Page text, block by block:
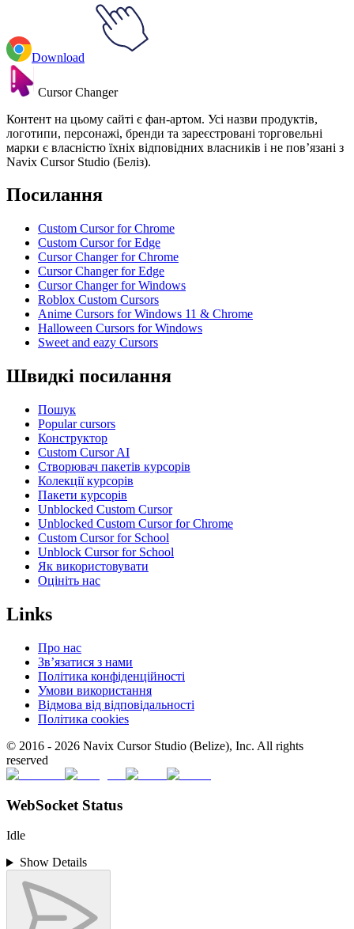
Download
Cursor Changer
Контент на цьому сайті є фан-артом. Усі назви продуктів,
логотипи, персонажі, бренди та зареєстровані торговельні
марки є власністю їхніх відповідних власників і не пов’язані з
Navix Cursor Studio (Беліз).
Посилання
Custom Cursor for Chrome
Custom Cursor for Edge
Cursor Changer for Chrome
Cursor Changer for Edge
Cursor Changer for Windows
Roblox Custom Cursors
Anime Cursors for Windows 11 & Chrome
Halloween Cursors for Windows
Sweet and eazy Cursors
Швидкі посилання
Пошук
Popular cursors
Конструктор
Custom Cursor AI
Створювач пакетів курсорів
Колекції курсорів
Пакети курсорів
Unblocked Custom Cursor
Unblocked Custom Cursor for Chrome
Custom Cursor for School
Unblock Cursor for School
Як використовувати
Оцініть нас
Links
Про нас
Зв’язатися з нами
Політика конфіденційності
Умови використання
Відмова від відповідальності
Політика cookies
© 2016 - 2026 Navix Cursor Studio (Belize), Inc. All rights
reserved
WebSocket Status
Idle
Show Details